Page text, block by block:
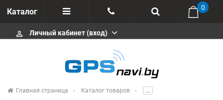
Каталог
Отзывы
+375 291646666
msa333
0
perm_identity Личный кабинет (вход)
Главная страница Каталог товаров .....